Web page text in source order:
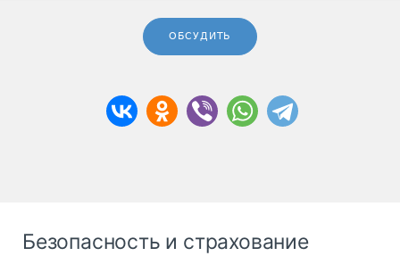
ОБСУДИТЬ
Безопасность и страхование